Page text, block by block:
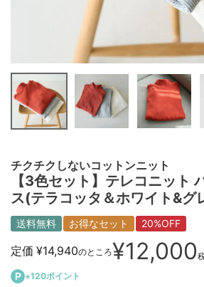
チクチクしないコットンニット
【3色セット】テレコニット
ス(テラコッタ＆ホワイト&グ
送料無料 お得なセット 20%OFF
定価 ¥14,940のところ¥12,000
+120ポイント